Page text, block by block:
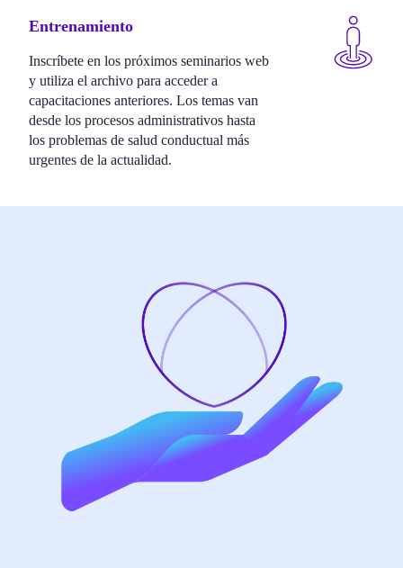
Entrenamiento
Inscríbete en los próximos seminarios web
y utiliza el archivo para acceder a
capacitaciones anteriores. Los temas van
desde los procesos administrativos hasta
los problemas de salud conductual más
urgentes de la actualidad.